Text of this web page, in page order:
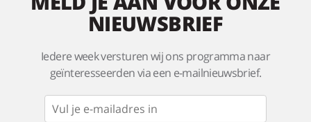
NIEUWSBRIEF
Iedere week versturen wij ons programma naar
geïnteresseerden via een e-mailnieuwsbrief.